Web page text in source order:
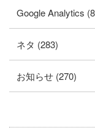
Google Analytics
ネタ (283)
お知らせ (270)